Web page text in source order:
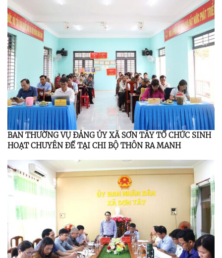
BAN THƯỜNG VỤ ĐẢNG ỦY XÃ SƠN TÂY TỔ CHỨC SINH
HOẠT CHUYÊN ĐỀ TẠI CHI BỘ THÔN RA MANH